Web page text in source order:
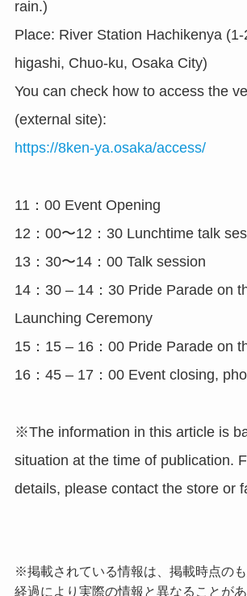
rain.)
Place: River Station Hachikenya
higashi, Chuo-ku, Osaka City)
You can check how to access the
(external site):
https://8ken-ya.osaka/access/
11：00 Event Opening
12：00〜12：30 Lunchtime talk
13：30〜14：00 Talk session
14：30 – 14：30 Pride Parade on
Launching Ceremony
15：15 – 16：00 Pride Parade on
16：45 – 17：00 Event closing,
※The information in this article is
situation at the time of publication.
details, please contact the store or
※掲載されている情報は、掲載時点の
経過により実際の情報と異なることが